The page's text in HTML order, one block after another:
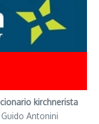
kirchnerista
Antonini